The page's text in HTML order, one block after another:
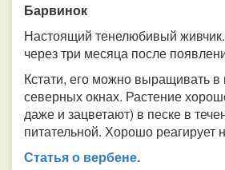
Барвинок
Настоящий тенелюбивый
через три месяца после
Кстати, его можно выращивать в
северных окнах. Растение
даже и зацветают) в песке в
питательной. Хорошо реагирует
Статья о вербене.